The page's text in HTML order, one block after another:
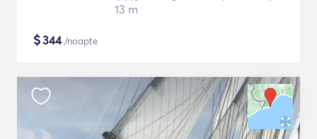
13 m
$344/noapte